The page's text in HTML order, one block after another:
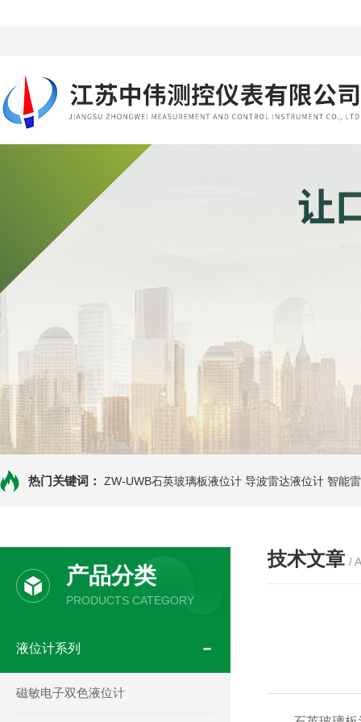
热门关键词： ZW-UWB石英玻璃板液位计 导波雷达液位计 智能
产品分类
PRODUCTS CATEGORY
液位计系列
磁敏电子双色液位计
技术文章 /